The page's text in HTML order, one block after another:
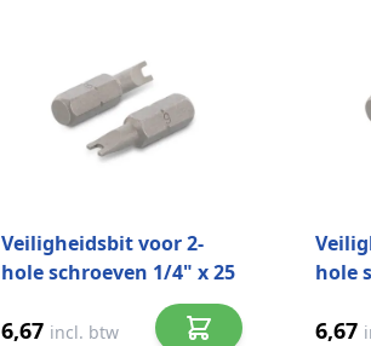
Veiligheidsbit voor 2-
hole schroeven 1/4" x 25
mm Art. 9109 CV-steel
SP1/4 (1 stuks)
6,67 incl. btw
hole
mm
SP10
6,67